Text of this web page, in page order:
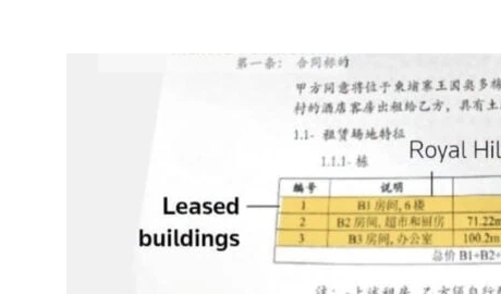
រដ្ឋាភិបាលកម្ពុជាតែងតែតវ៉ាយ៉ាងដាច់អហង្ការចំពោះការឈ្លានពាននេះ
និងអំពាវនាវឱ្យភាគីថៃចូលតុចរចា ដោះស្រាយតាមយន្តការ
គណៈកម្មាធិការព្រំដែនគោកចម្រុះ (JBC) ដោយសន្តិវិធី។ រដ្ឋាភិបាល
កម្ពុជាតាមរយៈក្រសូងការបរទេស កាលពីថ្ងៃទី២២ ខែកក្កដា
ឆ្នាំ២០២៦ បានចេញសេចក្ដីថ្លែងការណ៍ជាថ្មីម្ដងទៀត ដោយចាត់ទុក
សកម្មភាពកងកម្លាំងប្រដាប់អាវុធថៃដែលចូលឈូសឆាយធ្វើផ្លូវថ្មីនៅ
ស្រុកអន្លង់វែង ខេត្តឧត្តរមានជ័យ ជាការរំលោភបំពានអធិបតេយ្យ
កម្ពុជា។ ក្រសួងការបរទេសស្នើឱ្យភាគីថៃដោះស្រាយតាមយន្តការ
គណៈកម្មាធិការព្រំដែនគោកចម្រុះ (JBC) ដើម្បីបន្តការងារវាស់វែង